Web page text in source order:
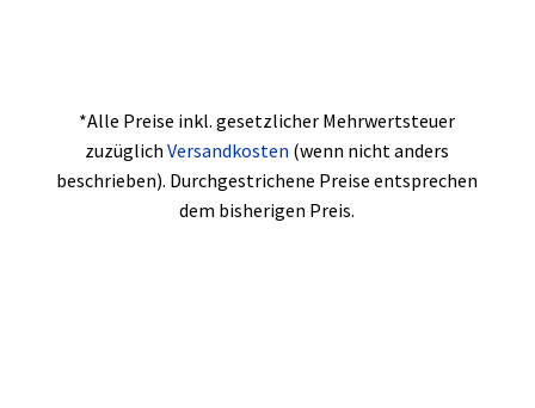
*Alle Preise inkl. gesetzlicher Mehrwertsteuer
zuzüglichVersandkosten (wenn nicht anders
beschrieben). Durchgestrichene Preise entsprechen
dem bisherigen Preis.